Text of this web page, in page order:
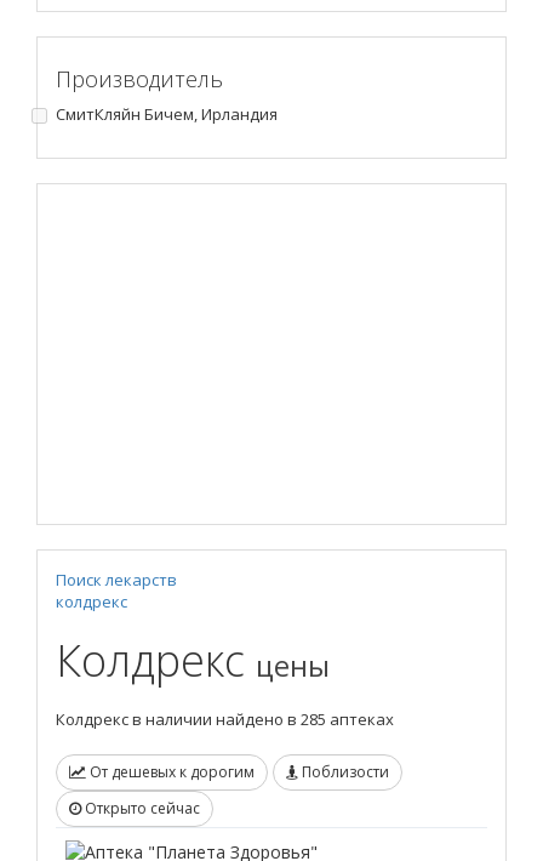
Производитель
СмитКляйн Бичем, Ирландия
Поиск лекарств
колдрекс
Колдрекс цены
Колдрекс в наличии найдено в 285 аптеках
От дешевых к дорогим
Поблизости
Открыто сейчас